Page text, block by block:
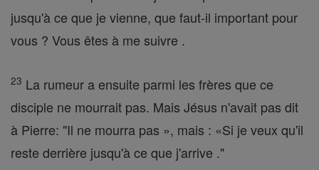
jusqu'à ce que je vienne, que faut-il important pour
vous ? Vous êtes à me suivre .
23 La rumeur a ensuite parmi les frères que ce
disciple ne mourrait pas. Mais Jésus n'avait pas dit
à Pierre: "Il ne mourra pas », mais : «Si je veux qu'il
reste derrière jusqu'à ce que j'arrive ."